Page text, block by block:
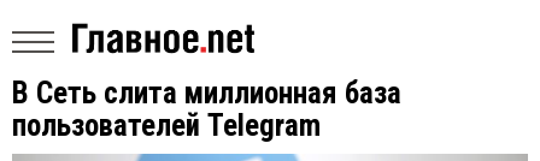
В Сеть слита миллионная база
пользователей Telegram